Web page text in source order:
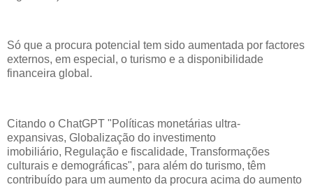
Só que a procura potencial tem sido aumentada por factores
externos, em especial, o turismo e a disponibilidade
financeira global.
Citando o ChatGPT "Políticas monetárias ultra-
expansivas, Globalização do investimento
imobiliário, Regulação e fiscalidade, Transformações
culturais e demográficas", para além do turismo, têm
contribuído para um aumento da procura acima do aumento